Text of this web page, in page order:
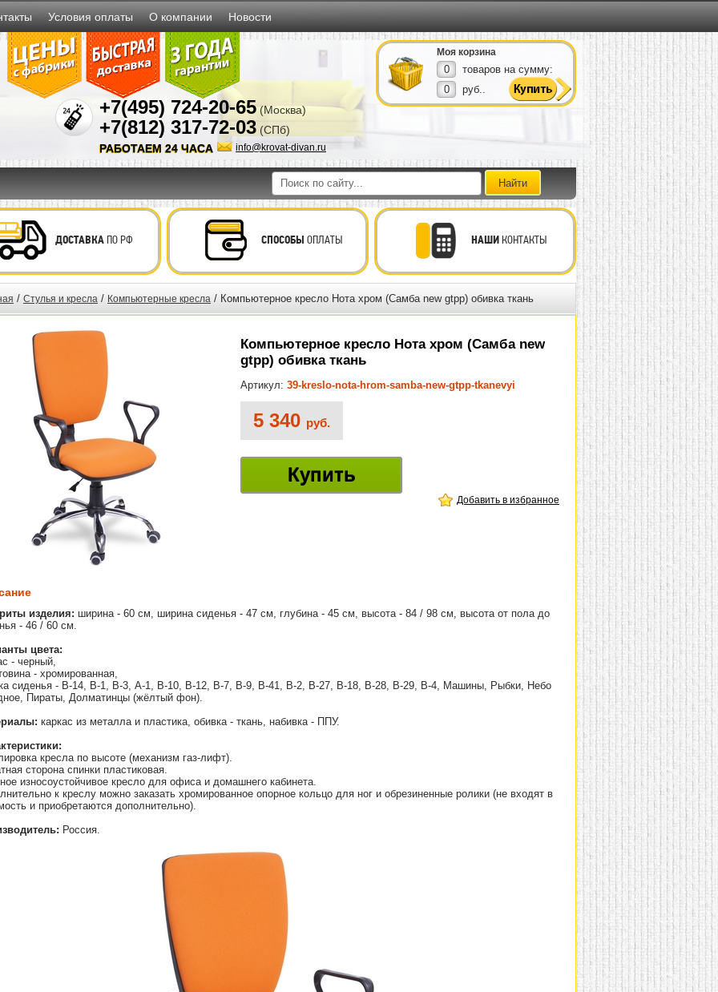
Условия оплаты О компании Новости
+7(495) 724-20-65 (Москва)
+7(812) 317-72-03 (СПб)
info@krovat-divan.ru
РАБОТАЕМ 24 ЧАСА
Моя корзина
0
товаров на сумму:
0
руб..
ДОСТАВКАПО РФ СПОСОБЫ ОПЛАТЫ НАШИКОНТАКТЫ
/ Стулья и кресла / Компьютерные кресла / Компьютерное кресло Нота хром (Самба new gtpp) обивка ткань
Компьютерное кресло Нота хром (Самба new
gtpp) обивка ткань
Артикул: 39-kreslo-nota-hrom-samba-new-gtpp-tkanevyi
5 340 руб.
Купить
Добавить в избранное
изделия: ширина - 60 см, ширина сиденья - 47 см, глубина - 45 см, высота - 84 / 98 см, высота от пола до
- 46 / 60 см.
цвета:
- черный,
- хромированная,
сиденья - В-14, В-1, В-3, А-1, В-10, В-12, В-7, В-9, В-41, В-2, В-27, В-18, В-28, В-29, В-4, Машины, Рыбки, Небо
Пираты, Долматинцы (жёлтый фон).
каркас из металла и пластика, обивка - ткань, набивка - ППУ.
кресла по высоте (механизм газ-лифт).
сторона спинки пластиковая.
износоустойчивое кресло для офиса и домашнего кабинета.
к креслу можно заказать хромированное опорное кольцо для ног и обрезиненные ролики (не входят в
и приобретаются дополнительно).
Россия.